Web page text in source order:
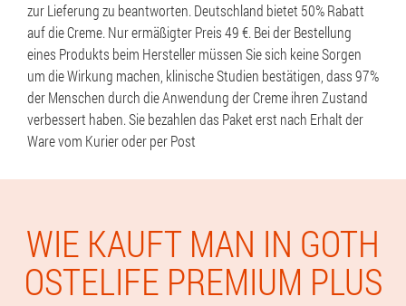
zur Lieferung zu beantworten. Deutschland bietet 50% Rabatt
auf die Creme. Nur ermäßigter Preis 49 €. Bei der Bestellung
eines Produkts beim Hersteller müssen Sie sich keine Sorgen
um die Wirkung machen, klinische Studien bestätigen, dass 97%
der Menschen durch die Anwendung der Creme ihren Zustand
verbessert haben. Sie bezahlen das Paket erst nach Erhalt der
Ware vom Kurier oder per Post
WIE KAUFT MAN IN GOTH
OSTELIFE PREMIUM PLUS